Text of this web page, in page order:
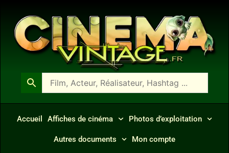
Accueil Affiches de cinéma Photos d’exploitation
Autres documents Mon compte